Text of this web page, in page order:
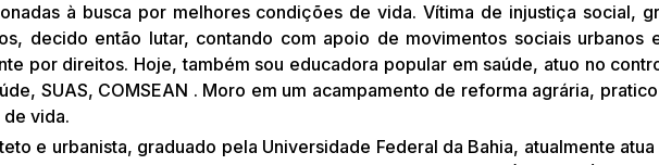
à busca por melhores condições de vida. Vítima de injustiça social,
decido então lutar, contando com apoio de movimentos sociais urbanos
por direitos. Hoje, também sou educadora popular em saúde, atuo no
SUAS, COMSEAN . Moro em um acampamento de reforma agrária,
vida.
e urbanista, graduado pela Universidade Federal da Bahia, atualmente